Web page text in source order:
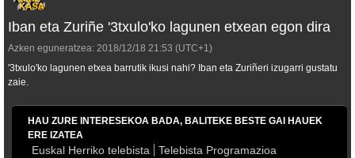
Iban eta Zuriñe '3txulo'ko lagunen etxean egon dira
Azken eguneratzea: 2018/12/18 21:53 (UTC+1)
'3txulo'ko lagunen etxea barrutik ikusi nahi? Iban eta Zuriñeri izugarri gustatu
zaie.
HAU ZURE INTERESEKOA BADA, BALITEKE BESTE GAI HAUEK
ERE IZATEA
Euskal Herriko telebista Telebista Programazioa